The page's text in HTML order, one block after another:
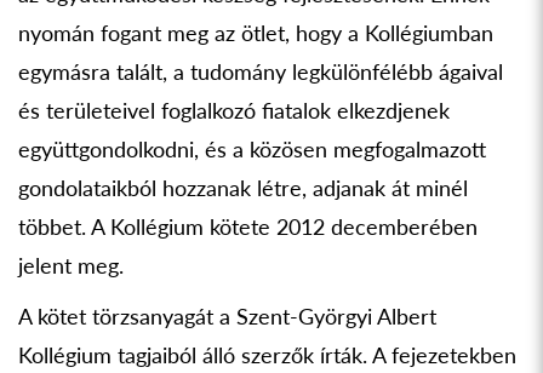
nyomán fogant meg az ötlet, hogy a Kollégiumban
egymásra talált, a tudomány legkülönfélébb ágaival
és területeivel foglalkozó fiatalok elkezdjenek
együttgondolkodni, és a közösen megfogalmazott
gondolataikból hozzanak létre, adjanak át minél
többet. A Kollégium kötete 2012 decemberében
jelent meg.
A kötet törzsanyagát a Szent-Györgyi Albert
Kollégium tagjaiból álló szerzők írták. A fejezetekben